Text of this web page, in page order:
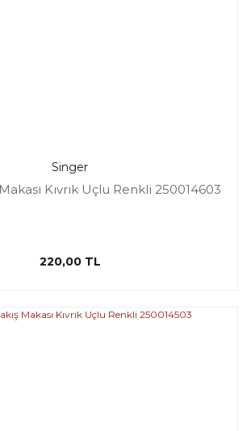
Singer
Kıvrık Uçlu Renkli 250014603
220,00 TL